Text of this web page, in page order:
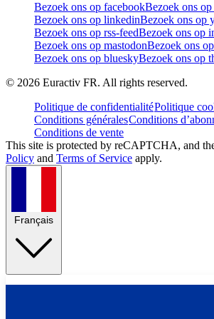
Bezoek ons op facebookBezoek ons
Bezoek ons op linkedinBezoek ons op
Bezoek ons op rss-feedBezoek ons op
Bezoek ons op mastodonBezoek ons
Bezoek ons op blueskyBezoek ons op
© 2026 Euractiv FR. All rights reserved.
Politique de confidentialitéPolitique
Conditions généralesConditions
Conditions de vente
This site is protected by reCAPTCHA, and
Policy and Terms of Service apply.
Français